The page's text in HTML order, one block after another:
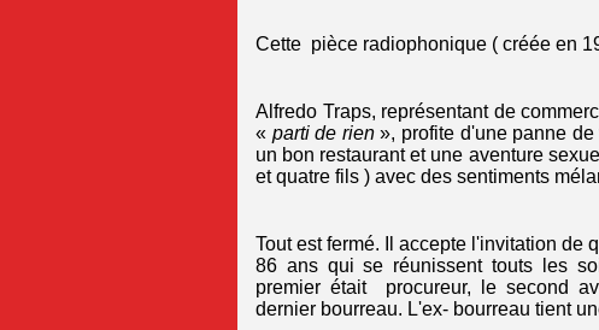
Cette pièce radiophonique ( créée en
Alfredo Traps, représentant de
« parti de rien», profite d'une panne
un bon restaurant et une aventure
et quatre fils ) avec des sentiments
Tout est fermé. Il accepte l'invitation de
86 ans qui se réunissent touts les
premier était procureur, le second
dernier bourreau. L'ex- bourreau tient